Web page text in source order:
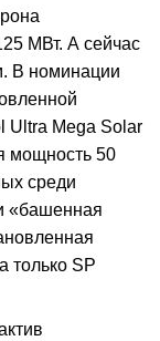
МВт. А сейчас
В номинации
Ultra Mega Solar
мощность 50
среди
«башенная
только SP